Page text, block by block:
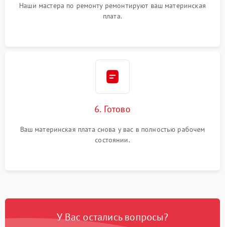
Наши мастера по ремонту ремонтируют ваш материнская
плата.
6. Готово
Ваш материнская плата снова у вас в полностью рабочем
состоянии.
У Вас остались вопросы?